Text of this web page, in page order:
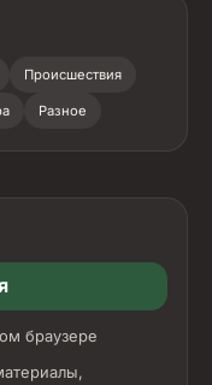
Происшествия
Разное
браузере